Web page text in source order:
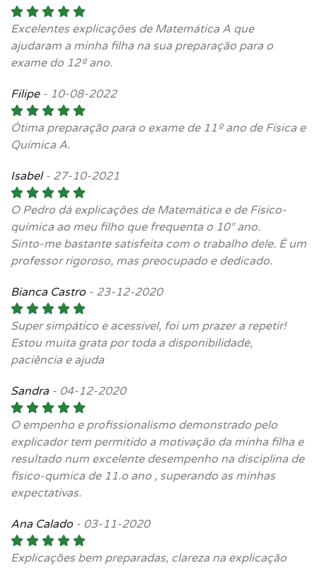
Excelentes explicações de Matemática A que
ajudaram a minha filha na sua preparação para o
exame do 12º ano.
Filipe- 10-08-2022
Ótima preparação para o exame de 11º ano de Física e
Química A.
Isabel- 27-10-2021
O Pedro dá explicações de Matemática e de Físico-
química ao meu filho que frequenta o 10° ano.
Sinto-me bastante satisfeita com o trabalho dele. É um
professor rigoroso, mas preocupado e dedicado.
Bianca Castro - 23-12-2020
Super simpático e acessível, foi um prazer a repetir!
Estou muita grata por toda a disponibilidade,
paciência e ajuda
Sandra- 04-12-2020
O empenho e profissionalismo demonstrado pelo
explicador tem permitido a motivação da minha filha e
resultado num excelente desempenho na disciplina de
fisico-qumica de 11.o ano , superando as minhas
expectativas.
Ana Calado - 03-11-2020
Explicações bem preparadas, clareza na explicação